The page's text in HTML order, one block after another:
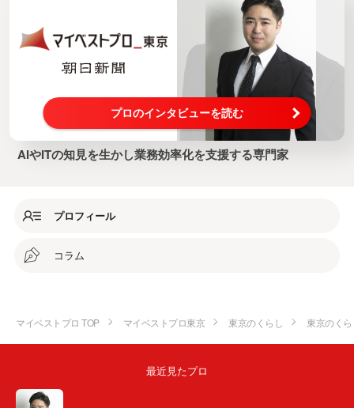
プロのインタビューを読む
AIやITの知見を生かし業務効率化を支援する専門家
プロフィール
コラム
マイベストプロ TOP マイベストプロ東京 東京のくらし 東京のく
最近見たプロ